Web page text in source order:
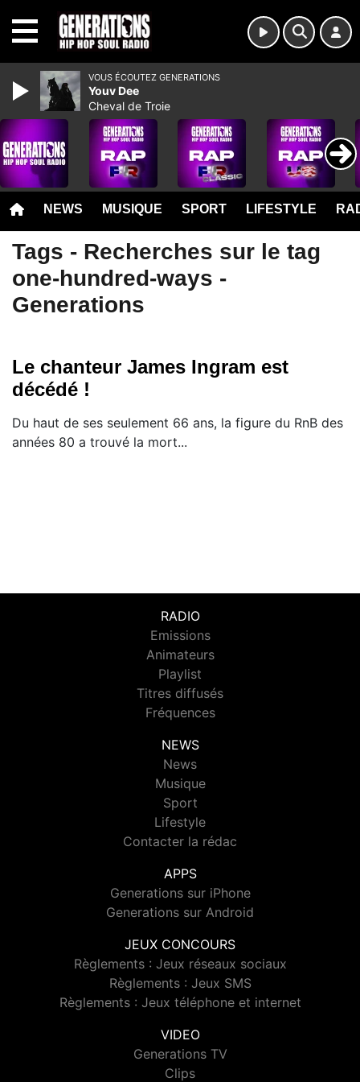
NEWS MUSIQUE SPORT LIFESTYLE
Tags - Recherches sur le tag
one-hundred-ways -
Generations
Le chanteur James Ingram est
décédé !
Du haut de ses seulement 66 ans, la figure du RnB des
années 80 a trouvé la mort...
RADIO
Emissions
Animateurs
Playlist
Titres diffusés
Fréquences
NEWS
News
Musique
Sport
Lifestyle
Contacter la rédac
APPS
Generations sur iPhone
Generations sur Android
JEUX CONCOURS
Règlements : Jeux réseaux sociaux
Règlements : Jeux SMS
Règlements : Jeux téléphone et internet
VIDEO
Generations TV
Clips
VOUS ÉCOUTEZ GENERATIONS
Youv Dee
Cheval de Troie